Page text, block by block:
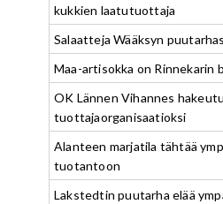
kukkien laatutuottaja
Salaatteja Wääksyn
Maa-artisokka on Rinnekarin
OK Lännen Vihannes
tuottajaorganisaatioksi
Alanteen marjatila tähtää
tuotantoon
Lakstedtin puutarha elää